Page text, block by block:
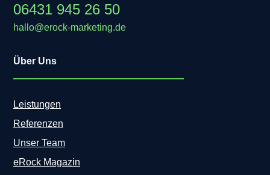
06431 945 26 50
hallo@erock-marketing.de
Über Uns
Leistungen
Referenzen
Unser Team
eRock Magazin